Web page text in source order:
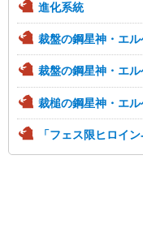
進化系統
裁盤の鋼星神・エ
裁盤の鋼星神・エ
裁槌の鋼星神・エ
「フェス限ヒロイ